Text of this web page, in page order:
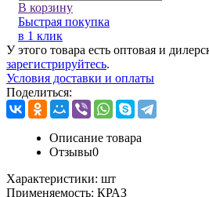
В корзину
Быстрая покупка
в 1 клик
У этого товара есть оптовая и
зарегистрируйтесь.
Условия доставки и оплаты
Поделиться:
Описание товара
Отзывы0
Характеристики: шт
Применяемость: КРАЗ